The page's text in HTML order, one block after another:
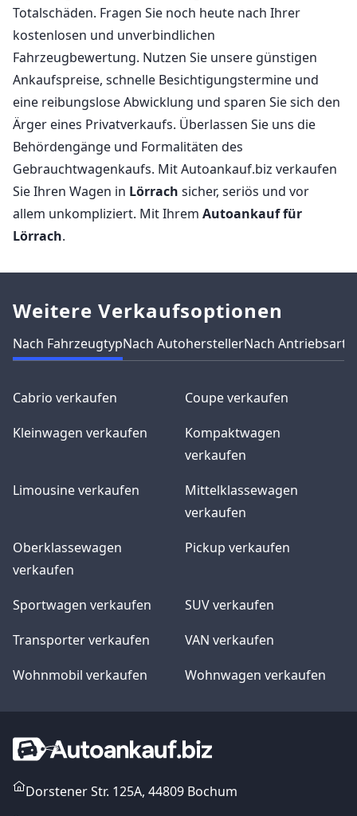
Totalschäden. Fragen Sie noch heute nach Ihrer
kostenlosen und unverbindlichen
Fahrzeugbewertung. Nutzen Sie unsere günstigen
Ankaufspreise, schnelle Besichtigungstermine und
eine reibungslose Abwicklung und sparen Sie sich den
Ärger eines Privatverkaufs. Überlassen Sie uns die
Behördengänge und Formalitäten des
Gebrauchtwagenkaufs. Mit Autoankauf.biz verkaufen
Sie Ihren Wagen in Lörrach sicher, seriös und vor
allem unkompliziert. Mit Ihrem Autoankauf für
Lörrach.
Weitere Verkaufsoptionen
Nach FahrzeugtypNach AutoherstellerNach Antriebsart
Cabrio verkaufen
Coupe verkaufen
Kleinwagen verkaufen
Kompaktwagen
verkaufen
Limousine verkaufen
Mittelklassewagen
verkaufen
Oberklassewagen
verkaufen
Pickup verkaufen
Sportwagen verkaufen
SUV verkaufen
Transporter verkaufen
VAN verkaufen
Wohnmobil verkaufen
Wohnwagen verkaufen
Dorstener Str. 125A, 44809 Bochum